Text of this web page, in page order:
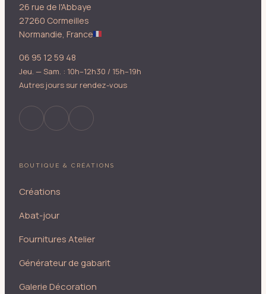
26 rue de l'Abbaye
27260 Cormeilles
Normandie, France
06 95 12 59 48
Jeu. — Sam. : 10h–12h30 / 15h–19h
Autres jours sur rendez-vous
BOUTIQUE & CRÉATIONS
Créations
Abat-jour
Fournitures Atelier
Générateur de gabarit
Galerie Décoration